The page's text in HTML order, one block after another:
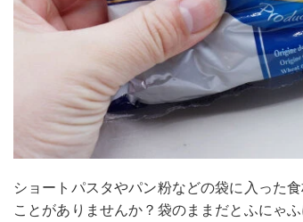
ショートパスタやパン粉などの袋に入った
ことがありませんか？袋のままだとふにゃ